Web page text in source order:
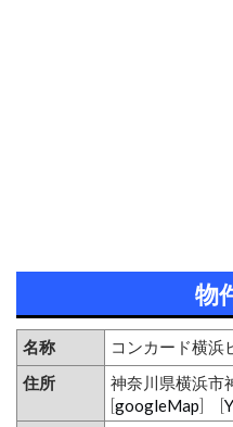
物
名称
コンカード横浜
住所
神奈川県横浜市
[googleMap] [